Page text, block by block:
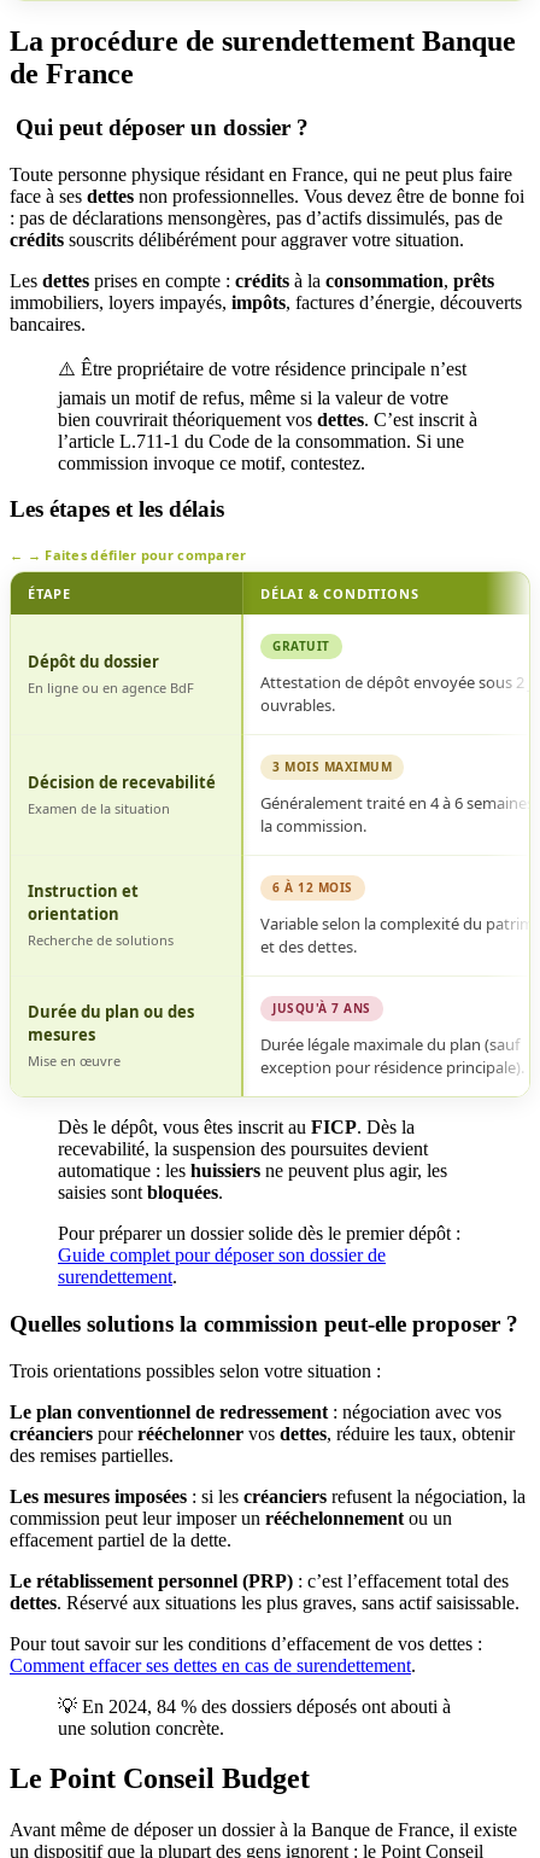
La procédure de surendettement Banque
de France
Qui peut déposer un dossier ?
Toute personne physique résidant en France, qui ne peut plus faire
face à ses dettes non professionnelles. Vous devez être de bonne foi
: pas de déclarations mensongères, pas d’actifs dissimulés, pas de
crédits souscrits délibérément pour aggraver votre situation.
Les dettes prises en compte : crédits à la consommation, prêts
immobiliers, loyers impayés, impôts, factures d’énergie, découverts
bancaires.
⚠️ Être propriétaire de votre résidence principale n’est
jamais un motif de refus, même si la valeur de votre
bien couvrirait théoriquement vos dettes. C’est inscrit à
l’article L.711-1 du Code de la consommation. Si une
commission invoque ce motif, contestez.
Les étapes et les délais
Faites défiler pour comparer
délais
de
surendettement
France
ÉTAPE DÉLAI & CONDITIONS
Dépôt du dossier
En ligne ou en agence BdF
GRATUIT
Attestation de dépôt envoyée sous 2
ouvrables.
Décision de recevabilité
Examen de la situation
3 MOIS MAXIMUM
Généralement traité en 4 à 6 semaines
la commission.
Instruction et
orientation
Recherche de solutions
6 À 12 MOIS
Variable selon la complexité du
et des dettes.
Durée du plan ou des
mesures
Mise en œuvre
JUSQU'À 7 ANS
Durée légale maximale du plan (sauf
exception pour résidence principale).
Dès le dépôt, vous êtes inscrit au FICP. Dès la
recevabilité, la suspension des poursuites devient
automatique : les huissiers ne peuvent plus agir, les
saisies sont bloquées.
Pour préparer un dossier solide dès le premier dépôt :
Guide complet pour déposer son dossier de
surendettement.
Quelles solutions la commission peut-elle proposer ?
Trois orientations possibles selon votre situation :
Le plan conventionnel de redressement : négociation avec vos
créanciers pourrééchelonner vos dettes, réduire les taux, obtenir
des remises partielles.
Les mesures imposées : si les créanciers refusent la négociation, la
commission peut leur imposer un rééchelonnement ou un
effacement partiel de la dette.
Le rétablissement personnel (PRP) : c’est l’effacement total des
dettes. Réservé aux situations les plus graves, sans actif saisissable.
Pour tout savoir sur les conditions d’effacement de vos dettes :
Comment effacer ses dettes en cas de surendettement.
💡 En 2024, 84 % des dossiers déposés ont abouti à
une solution concrète.
Le Point Conseil Budget
Avant même de déposer un dossier à la Banque de France, il existe
un dispositif que la plupart des gens ignorent : le Point Conseil